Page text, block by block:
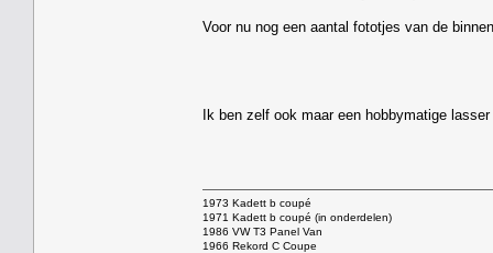
Voor nu nog een aantal fototjes van de
Ik ben zelf ook maar een hobbymatige
1973 Kadett b coupé
1971 Kadett b coupé (in onderdelen)
1986 VW T3 Panel Van
1966 Rekord C Coupe